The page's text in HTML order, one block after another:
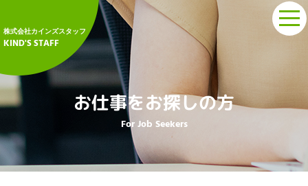
株式会社カインズスタッフ
KIND'S STAFF
お仕事をお探しの方
For Job Seekers